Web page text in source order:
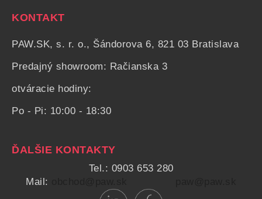
KONTAKT
PAW.SK, s. r. o., Šándorova 6, 821 03 Bratislava
Predajný showroom: Račianska 3
otváracie hodiny:
Po - Pi: 10:00 - 18:30
ĎALŠIE KONTAKTY
Tel.: 0903 653 280
Mail: